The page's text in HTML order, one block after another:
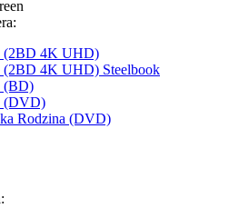
(2BD 4K UHD)
4K UHD) Steelbook
(BD)
(DVD)
Rodzina (DVD)